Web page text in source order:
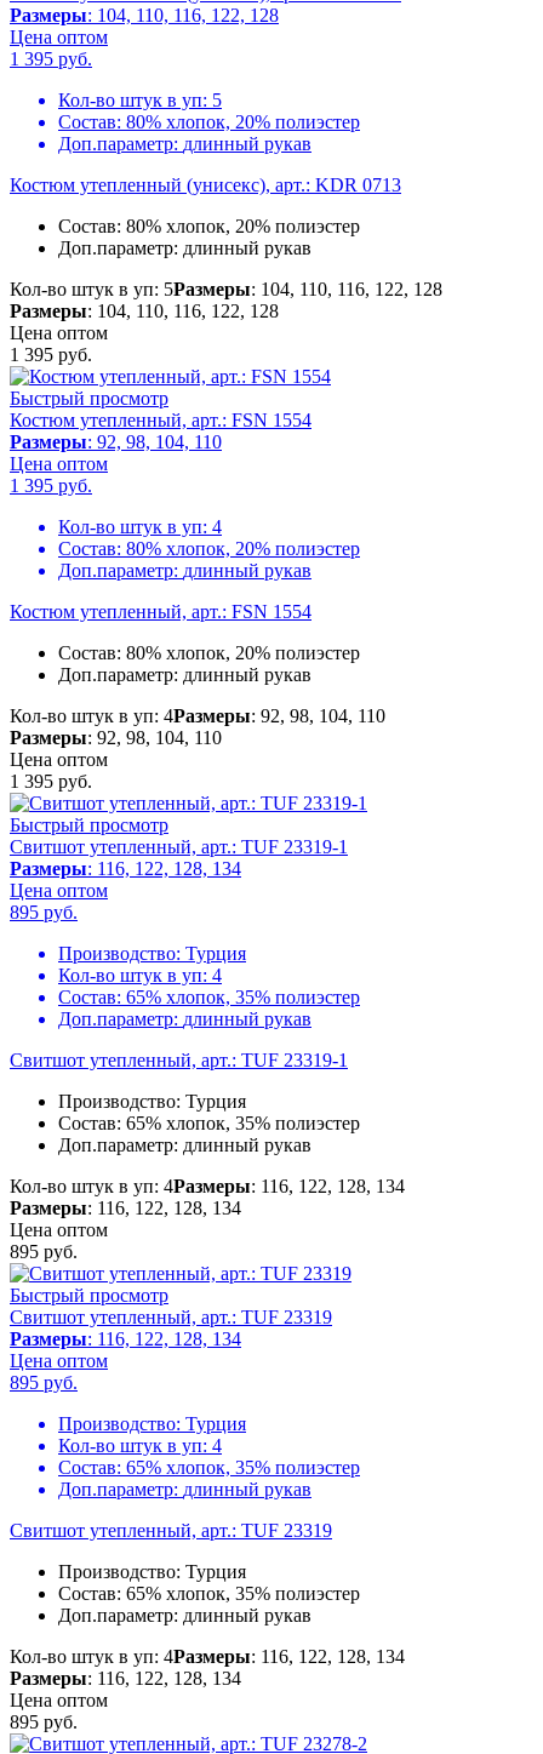
Размеры: 104, 110, 116, 122, 128
Цена оптом
1 395 руб.
Кол-во штук в уп: 5
Состав: 80% хлопок, 20% полиэстер
Доп.параметр: длинный рукав
Костюм утепленный (унисекс), арт.: KDR 0713
Состав: 80% хлопок, 20% полиэстер
Доп.параметр: длинный рукав
Кол-во штук в уп: 5Размеры: 104, 110, 116, 122, 128
Размеры: 104, 110, 116, 122, 128
Цена оптом
1 395 руб.
Быстрый просмотр
Костюм утепленный, арт.: FSN 1554
Размеры: 92, 98, 104, 110
Цена оптом
1 395 руб.
Кол-во штук в уп: 4
Состав: 80% хлопок, 20% полиэстер
Доп.параметр: длинный рукав
Костюм утепленный, арт.: FSN 1554
Состав: 80% хлопок, 20% полиэстер
Доп.параметр: длинный рукав
Кол-во штук в уп: 4Размеры: 92, 98, 104, 110
Размеры: 92, 98, 104, 110
Цена оптом
1 395 руб.
Быстрый просмотр
Свитшот утепленный, арт.: TUF 23319-1
Размеры: 116, 122, 128, 134
Цена оптом
895 руб.
Производство: Турция
Кол-во штук в уп: 4
Состав: 65% хлопок, 35% полиэстер
Доп.параметр: длинный рукав
Свитшот утепленный, арт.: TUF 23319-1
Производство: Турция
Состав: 65% хлопок, 35% полиэстер
Доп.параметр: длинный рукав
Кол-во штук в уп: 4Размеры: 116, 122, 128, 134
Размеры: 116, 122, 128, 134
Цена оптом
895 руб.
Быстрый просмотр
Свитшот утепленный, арт.: TUF 23319
Размеры: 116, 122, 128, 134
Цена оптом
895 руб.
Производство: Турция
Кол-во штук в уп: 4
Состав: 65% хлопок, 35% полиэстер
Доп.параметр: длинный рукав
Свитшот утепленный, арт.: TUF 23319
Производство: Турция
Состав: 65% хлопок, 35% полиэстер
Доп.параметр: длинный рукав
Кол-во штук в уп: 4Размеры: 116, 122, 128, 134
Размеры: 116, 122, 128, 134
Цена оптом
895 руб.